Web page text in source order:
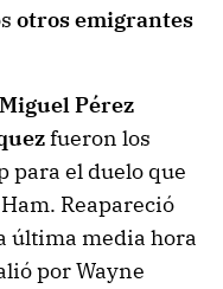
otros emigrantes
Pérez
fueron los
para el duelo que
Reapareció
última media hora
por Wayne